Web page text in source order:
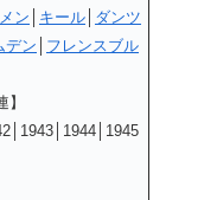
ン キール ダンツ
デン
フレンスブル